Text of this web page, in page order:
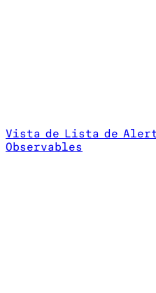
Vista de Lista de
Observables